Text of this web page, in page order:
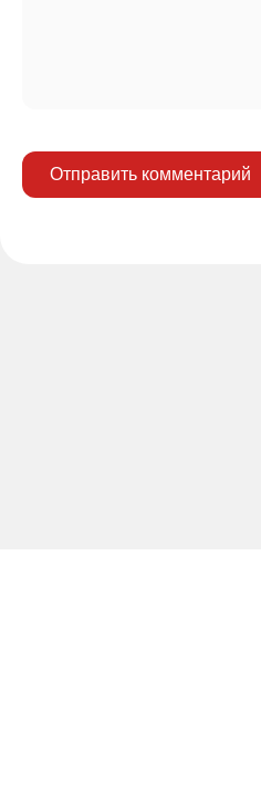
Отправить комментарий